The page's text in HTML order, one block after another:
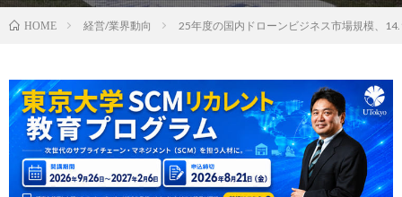
HOME 経営/業界動向 25年度の国内ドローンビジネス市場規模、